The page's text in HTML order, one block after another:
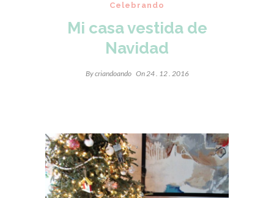
Celebrando
Mi casa vestida de
Navidad
Bycriandoando On 24 . 12 . 2016